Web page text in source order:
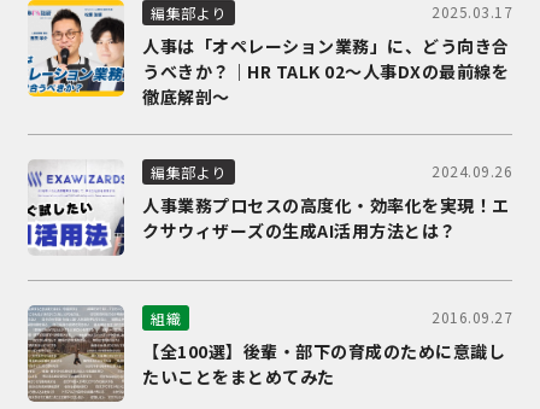
編集部より 2025.03.17
人事は「オペレーション業務」に、どう向き合
うべきか？｜HR TALK 02～人事DXの最前線を
徹底解剖～
編集部より 2024.09.26
人事業務プロセスの高度化・効率化を実現！エ
クサウィザーズの生成AI活用方法とは？
組織 2016.09.27
【全100選】後輩・部下の育成のために意識し
たいことをまとめてみた